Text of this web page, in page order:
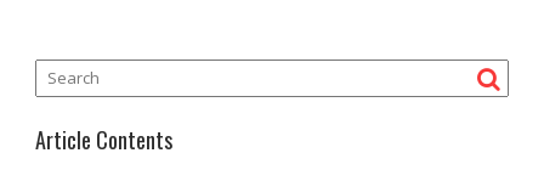
Article Contents